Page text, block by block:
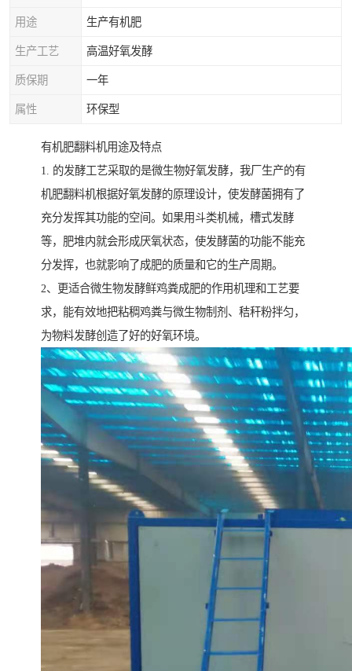
用途 生产有机肥
生产工艺 高温好氧发酵
质保期 一年
属性 环保型
有机肥翻料机用途及特点
1. 的发酵工艺采取的是微生物好氧发酵，我厂生产的有
机肥翻料机根据好氧发酵的原理设计，使发酵菌拥有了
充分发挥其功能的空间。如果用斗类机械，槽式发酵
等，肥堆内就会形成厌氧状态，使发酵菌的功能不能充
分发挥，也就影响了成肥的质量和它的生产周期。
2、更适合微生物发酵鲜鸡粪成肥的作用机理和工艺要
求，能有效地把粘稠鸡粪与微生物制剂、秸秆粉拌匀，
为物料发酵创造了好的好氧环境。